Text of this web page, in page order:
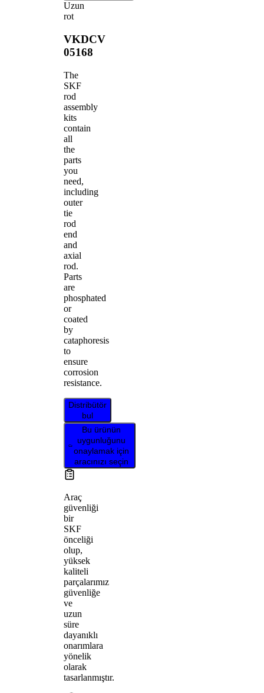
Uzun
rot
VKDCV
05168
The
SKF
rod
assembly
kits
contain
all
the
parts
you
need,
including
outer
tie
rod
end
and
axial
rod.
Parts
are
phosphated
or
coated
by
cataphoresis
to
ensure
corrosion
resistance.
Distribütör
bul
Bu ürünün
uygunluğunu
onaylamak için
aracınızı seçin
Araç
güvenliği
bir
SKF
önceliği
olup,
yüksek
kaliteli
parçalarımız
güvenliğe
ve
uzun
süre
dayanıklı
onarımlara
yönelik
olarak
tasarlanmıştır.